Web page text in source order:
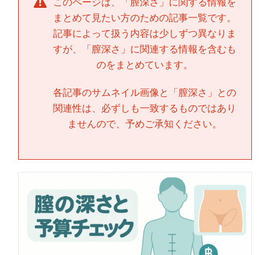
このページは、「 膣深さ 」に関する情報を
まとめて見たい方のための記事一覧です。
記事によって扱う内容は少しずつ異なりま
すが、「 膣深さ 」に関連する情報を含むも
のをまとめています。
各記事のサムネイル画像と「 膣深さ 」との
関連性は、必ずしも一致するものではあり
ませんので、予めご承知ください。